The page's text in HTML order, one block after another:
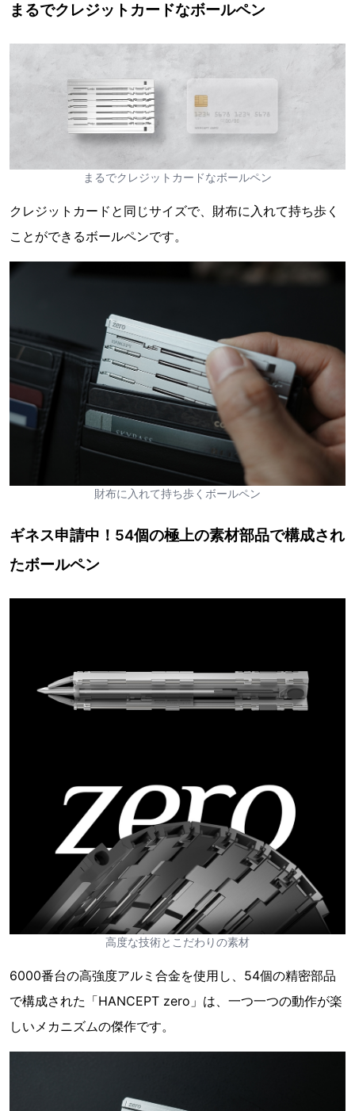
まるでクレジットカードなボールペン
まるでクレジットカードなボールペン
クレジットカードと同じサイズで、財布に入れて持ち歩く
ことができるボールペンです。
財布に入れて持ち歩くボールペン
ギネス申請中！54個の極上の素材部品で構成され
たボールペン
高度な技術とこだわりの素材
6000番台の高強度アルミ合金を使用し、54個の精密部品
で構成された「HANCEPT zero」は、一つ一つの動作が楽
しいメカニズムの傑作です。